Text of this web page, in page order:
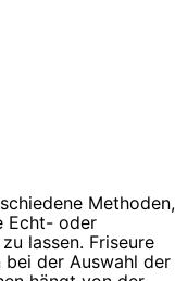
Methoden,
Echt- oder
lassen. Friseure
bei der Auswahl der